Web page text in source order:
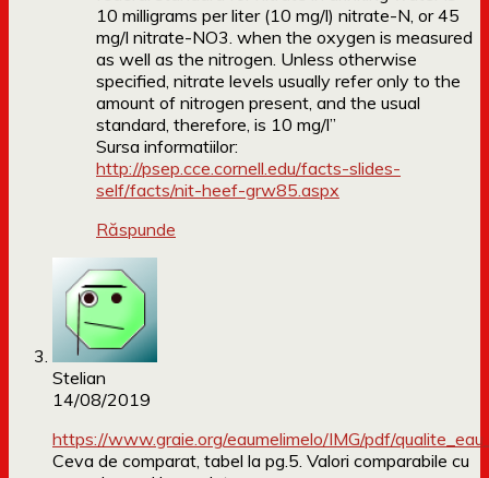
10 milligrams per liter (10 mg/l) nitrate-N, or 45
mg/l nitrate-NO3. when the oxygen is measured
as well as the nitrogen. Unless otherwise
specified, nitrate levels usually refer only to the
amount of nitrogen present, and the usual
standard, therefore, is 10 mg/l”
Sursa informatiilor:
http://psep.cce.cornell.edu/facts-slides-
self/facts/nit-heef-grw85.aspx
Răspunde
Stelian
14/08/2019
https://www.graie.org/eaumelimelo/IMG/pdf/
Ceva de comparat, tabel la pg.5. Valori comparabile cu